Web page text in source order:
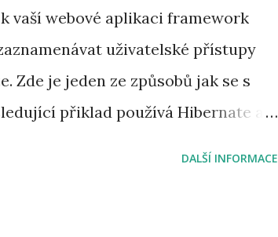
WEB-INF/web.xml <web-app
ns/javaee"
XMLSchema-instance"
xml/ns/javaee
vaší webové aplikaci framework
uživatelské přístupy
Zde je jeden ze způsobů jak se s
přiklad používá Hibernate a
DALŠÍ INFORMACE